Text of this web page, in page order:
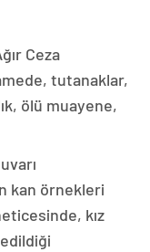
Ceza
tutanaklar,
ölü muayene,
kan örnekleri
kız